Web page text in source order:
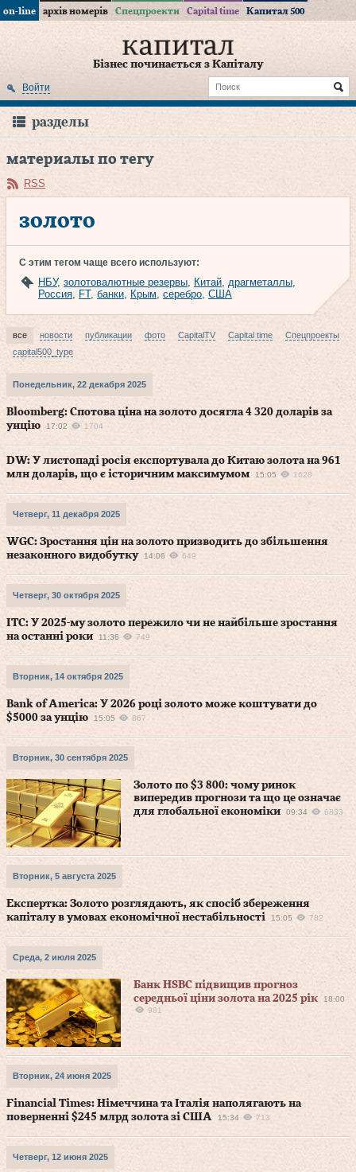
on-line архів номерів Спецпроекти Capital time Капитал 500
Бізнес починається з Капіталу
Войти
разделы
материалы по тегу
RSS
золото
С этим тегом чаще всего используют:
НБУ, золотовалютные резервы, Китай, драгметаллы,
Россия, FT, банки, Крым, серебро, США
все новости публикации фото CapitalTV Capital time
Спецпроекты
capital500_type
Понедельник, 22 декабря 2025
Bloomberg: Спотова ціна на золото досягла 4 320 доларів за
унцію
17:02 1704
DW: У листопаді росія експортувала до Китаю золота на 961
млн доларів, що є історичним максимумом
15:05 1628
Четверг, 11 декабря 2025
WGC: Зростання цін на золото призводить до збільшення
незаконного видобутку
14:06 649
Четверг, 30 октября 2025
ITC: У 2025-му золото пережило чи не найбільше зростання
на останні роки
11:36 749
Вторник, 14 октября 2025
Bank of America: У 2026 році золото може коштувати до
$5000 за унцію
15:05 867
Вторник, 30 сентября 2025
Золото по $3 800: чому ринок
випередив прогнози та що це означає
для глобальної економіки
09:34 6833
Вторник, 5 августа 2025
Експертка: Золото розглядають, як спосіб збереження
капіталу в умовах економічної нестабільності
15:05 782
Среда, 2 июля 2025
Банк HSBC підвищив прогноз
середньої ціни золота на 2025 рік
18:00
981
Вторник, 24 июня 2025
Financial Times: Німеччина та Італія наполягають на
поверненні $245 млрд золота зі США
15:34 713
Четверг, 12 июня 2025